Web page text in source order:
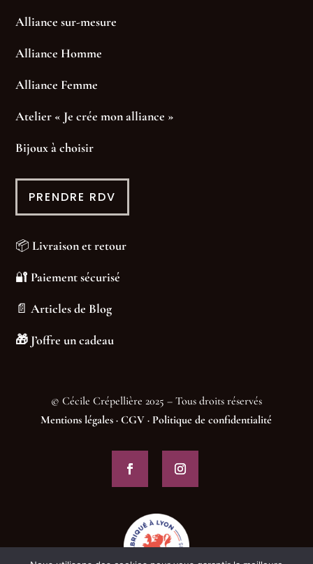
Alliance sur-mesure
Alliance Homme
Alliance Femme
Atelier « Je crée mon alliance »
Bijoux à choisir
PRENDRE RDV
📦Livraison et retour
🔐 Paiement sécurisé
📄Articles de Blog
🎁 J’offre un cadeau
© Cécile Crépellière 2025 – Tous droits réservés
Mentions légales ·CGV · Politique de confidentialité